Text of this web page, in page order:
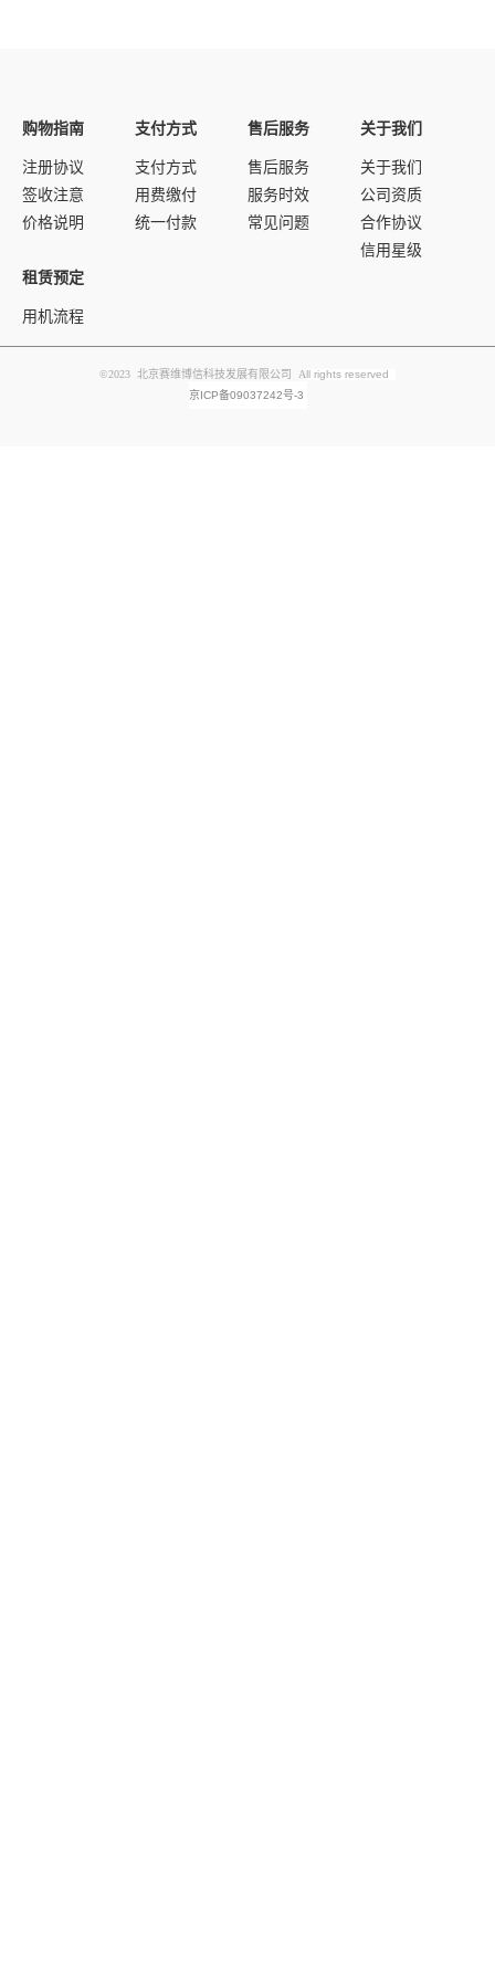
购物指南
注册协议
签收注意
价格说明
支付方式
支付方式
用费缴付
统一付款
售后服务
售后服务
服务时效
常见问题
关于我们
关于我们
公司资质
合作协议
信用星级
租赁预定
用机流程
©2023 北京赛维博信科技发展有限公司 All rights reserved
京ICP备09037242号-3